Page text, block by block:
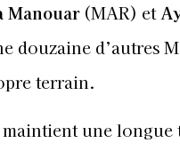
Manouar(MAR) et
douzaine d’autres
terrain.
une